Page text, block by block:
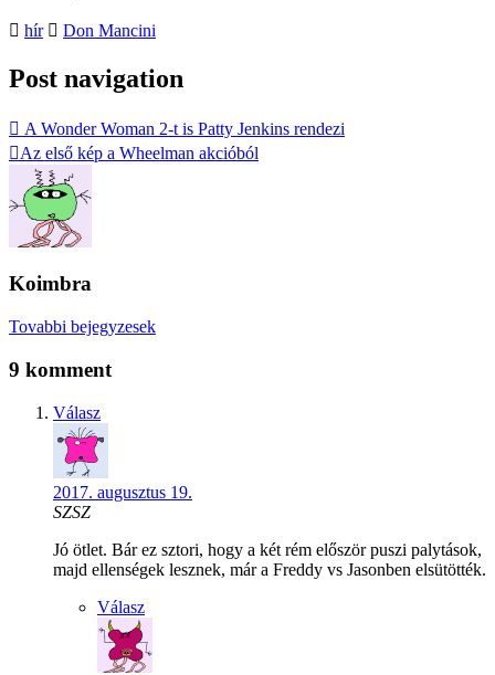
hír Don Mancini
Post navigation
A Wonder Woman 2-t is Patty Jenkins rendezi
Az első kép a Wheelman akcióból
Koimbra
Tovabbi bejegyzesek
9 komment
Válasz
2017. augusztus 19.
SZSZ
Jó ötlet. Bár ez sztori, hogy a két rém először puszi palytások,
majd ellenségek lesznek, már a Freddy vs Jasonben elsütötték.
Válasz